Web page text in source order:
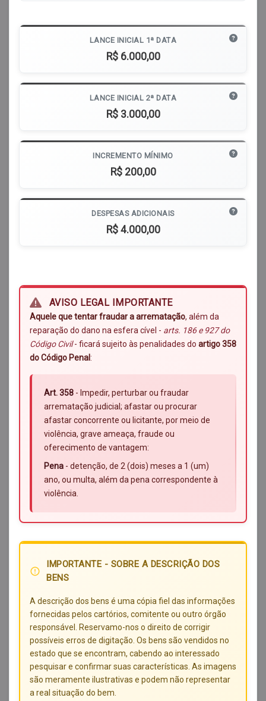
LANCE INICIAL 1ª DATA
R$ 6.000,00
LANCE INICIAL 2ª DATA
R$ 3.000,00
INCREMENTO MÍNIMO
R$ 200,00
DESPESAS ADICIONAIS
R$ 4.000,00
AVISO LEGAL IMPORTANTE
Aquele que tentar fraudar a arrematação, além da
reparação do dano na esfera cível - arts. 186 e 927 do
Código Civil- ficará sujeito às penalidades do artigo 358
do Código Penal:
Art. 358 - Impedir, perturbar ou fraudar
arrematação judicial; afastar ou procurar
afastar concorrente ou licitante, por meio de
violência, grave ameaça, fraude ou
oferecimento de vantagem:
Pena - detenção, de 2 (dois) meses a 1 (um)
ano, ou multa, além da pena correspondente à
violência.
error_outline
IMPORTANTE - SOBRE A DESCRIÇÃO DOS
BENS
A descrição dos bens é uma cópia fiel das informações
fornecidas pelos cartórios, comitente ou outro órgão
responsável. Reservamo-nos o direito de corrigir
possíveis erros de digitação. Os bens são vendidos no
estado que se encontram, cabendo ao interessado
pesquisar e confirmar suas características. As imagens
são meramente ilustrativas e podem não representar
a real situação do bem.